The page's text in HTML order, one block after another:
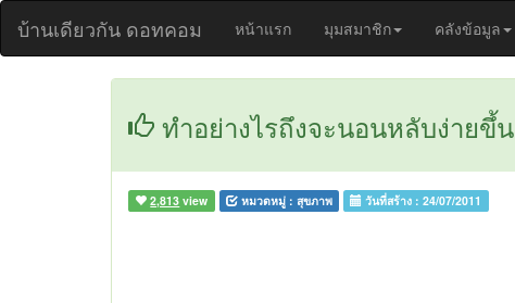
บ้านเดียวกัน ดอทคอม หน้าแรก มุมสมาชิก คลังข้อมูล
ทำอย่างไรถึงจะนอนหลับง่ายขึ้น
2,813 view หมวดหมู่ : สุขภาพ วันที่สร้าง :24/07/2011